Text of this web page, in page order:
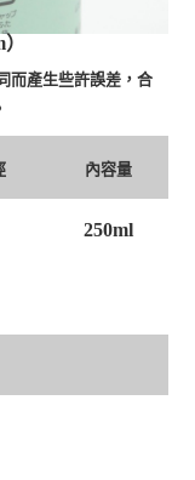
而產生些許誤差，合
內容量
250ml